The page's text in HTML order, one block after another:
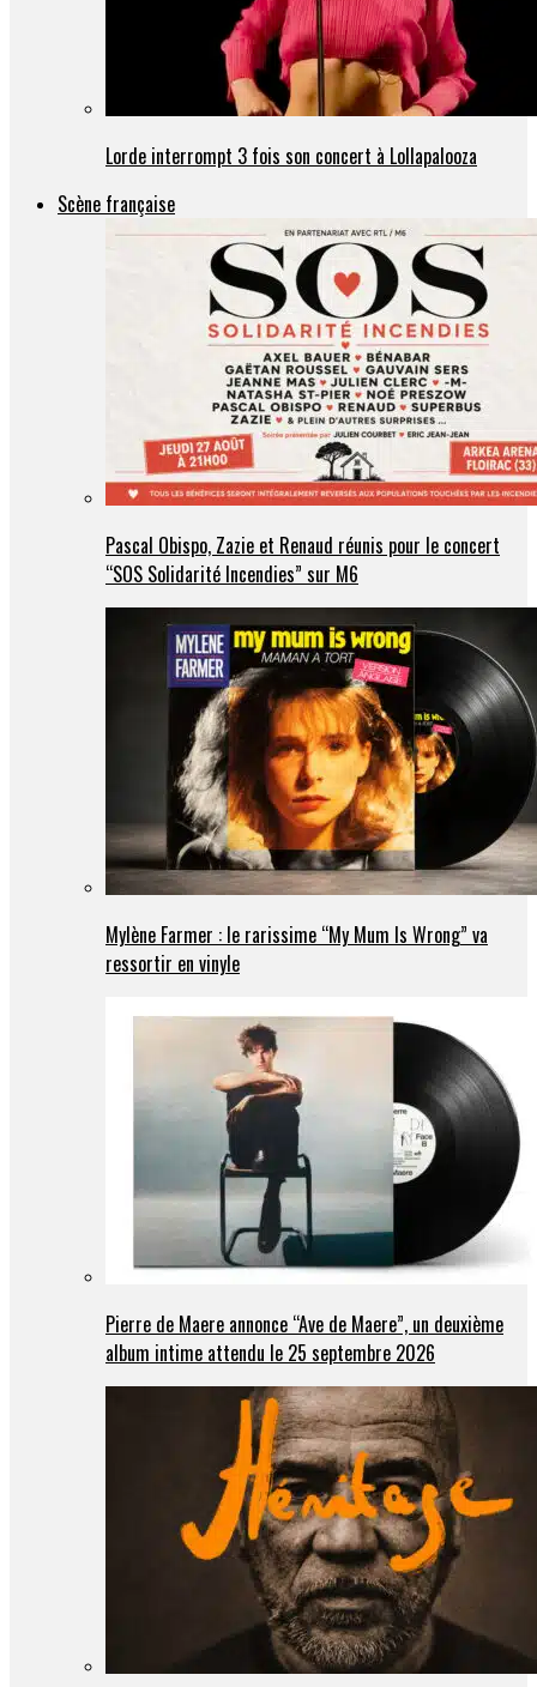
Lorde interrompt 3 fois son concert à Lollapalooza
Scène française
Pascal Obispo, Zazie et Renaud réunis pour le concert
“SOS Solidarité Incendies” sur M6
Mylène Farmer : le rarissime “My Mum Is Wrong” va
ressortir en vinyle
Pierre de Maere annonce “Ave de Maere”, un deuxième
album intime attendu le 25 septembre 2026